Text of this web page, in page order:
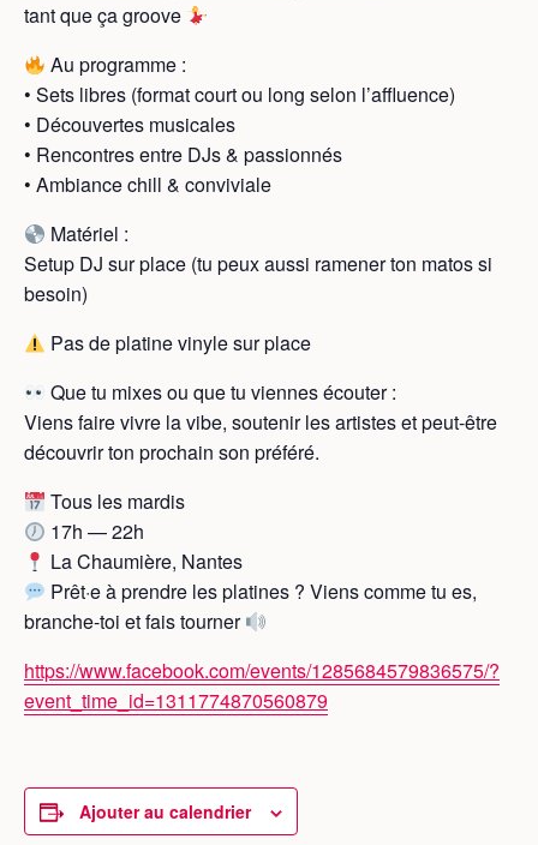
tant que ça groove
Au programme :
• Sets libres (format court ou long selon l’affluence)
• Découvertes musicales
• Rencontres entre DJs & passionnés
• Ambiance chill & conviviale
Matériel :
Setup DJ sur place (tu peux aussi ramener ton matos si
besoin)
Pas de platine vinyle sur place
Que tu mixes ou que tu viennes écouter :
Viens faire vivre la vibe, soutenir les artistes et peut-être
découvrir ton prochain son préféré.
Tous les mardis
17h — 22h
La Chaumière, Nantes
Prêt·e à prendre les platines ? Viens comme tu es,
branche-toi et fais tourner
https://www.facebook.com/events/1285684579836575/?
event_time_id=1311774870560879
Ajouter au calendrier